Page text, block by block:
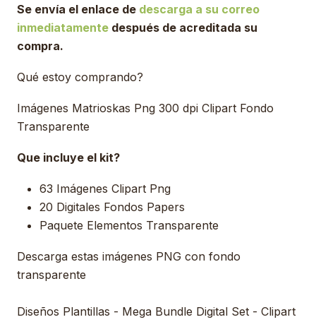
Se envía el enlace de descarga a su correo
inmediatamente después de acreditada su
compra.
Qué estoy comprando?
Imágenes Matrioskas Png 300 dpi Clipart Fondo
Transparente
Que incluye el kit?
63 Imágenes Clipart Png
20 Digitales Fondos Papers
Paquete Elementos Transparente
Descarga estas imágenes PNG con fondo
transparente
Diseños Plantillas - Mega Bundle Digital Set - Clipart